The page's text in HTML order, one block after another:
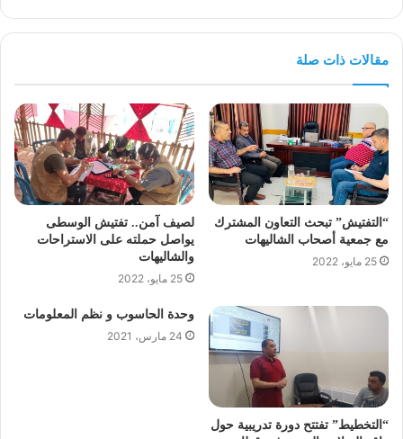
مقالات ذات صلة
“التفتيش” تبحث التعاون المشترك
مع جمعية أصحاب الشاليهات
25 مايو، 2022
لصيف آمن.. تفتيش الوسطى
يواصل حملته على الاستراحات
والشاليهات
25 مايو، 2022
“التخطيط” تفتتح دورة تدريبية حول
وحدة الحاسوب و نظم المعلومات
24 مارس، 2021